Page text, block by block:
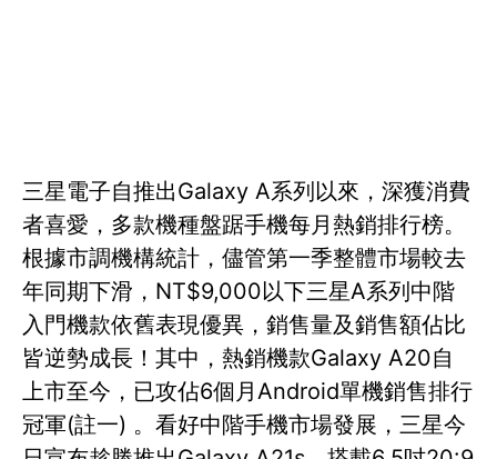
三星電子自推出Galaxy A系列以來，深獲消費
者喜愛，多款機種盤踞手機每月熱銷排行榜。
根據市調機構統計，儘管第一季整體市場較去
年同期下滑，NT$9,000以下三星A系列中階
入門機款依舊表現優異，銷售量及銷售額佔比
皆逆勢成長！其中，熱銷機款Galaxy A20自
上市至今，已攻佔6個月Android單機銷售排行
冠軍(註一) 。看好中階手機市場發展，三星今